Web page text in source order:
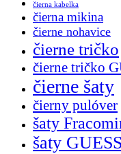
čierna kabelka
čierna mikina
čierne nohavice
čierne tričko
čierne tričko
čierne šaty
čierny pulóver
šaty
šaty GUESS